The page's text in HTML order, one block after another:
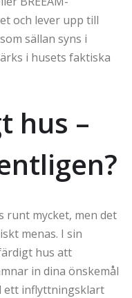
och lever upp till
sällan syns i
i husets faktiska
hus –
runt mycket, men det
menas. I sin
hus att
in dina önskemål
ett inflyttningsklart